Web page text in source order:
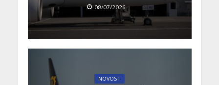
08/07/2026
NOVOSTI